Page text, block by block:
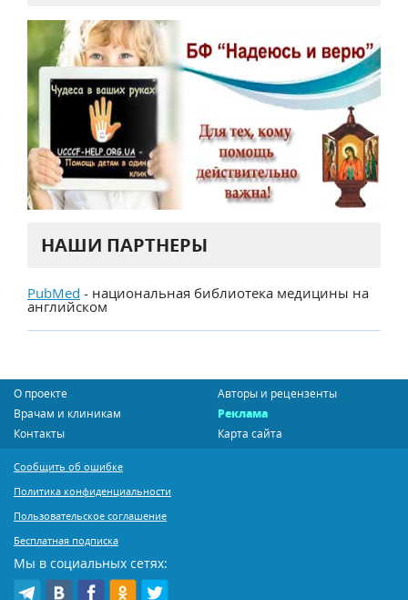
НАШИ ПАРТНЕРЫ
PubMed - национальная библиотека медицины на
английском
О проекте
Авторы и рецензенты
Врачам и клиникам
Реклама
Контакты
Карта сайта
Сообщить об ошибке
Политика конфиденциальности
Пользовательское соглашение
Бесплатная подписка
Мы в социальных сетях: